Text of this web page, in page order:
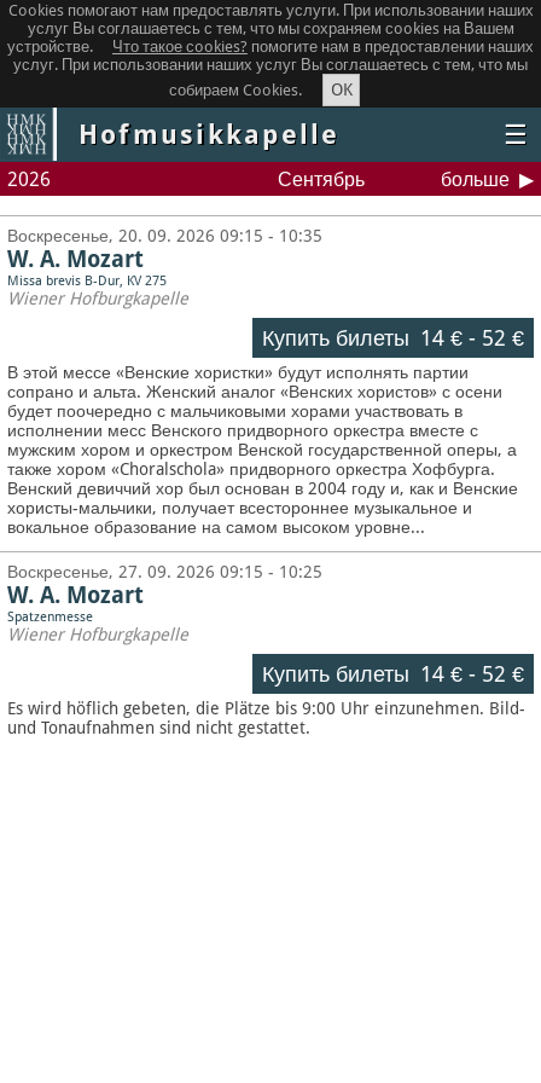
Cookies помогают нам предоставлять услуги. При использовании наших
услуг Вы соглашаетесь с тем, что мы сохраняем сookies на Вашем
устройстве.
Что такое сookies? помогите нам в предоставлении наших
услуг. При использовании наших услуг Вы соглашаетесь с тем, что мы
собираем Cookies.
OK
Hofmusikkapelle ☰
2026 Сентябрь больше
Воскресенье, 20. 09. 2026 09:15 - 10:35
W. A. Mozart
Missa brevis B-Dur, KV 275
Wiener Hofburgkapelle
Купить билеты 14 €- 52 €
В этой мессе «Венские хористки» будут исполнять партии
сопрано и альта. Женский аналог «Венских хористов» с осени
будет поочередно с мальчиковыми хорами участвовать в
исполнении месс Венского придворного оркестра вместе с
мужским хором и оркестром Венской государственной оперы, а
также хором «Choralschola» придворного оркестра Хофбурга.
Венский девиччий хор был основан в 2004 году и, как и Венские
хористы-мальчики, получает всестороннее музыкальное и
вокальное образование на самом высоком уровне...
Воскресенье, 27. 09. 2026 09:15 - 10:25
W. A. Mozart
Spatzenmesse
Wiener Hofburgkapelle
Купить билеты 14 €- 52 €
Es wird höflich gebeten, die Plätze bis 9:00 Uhr einzunehmen. Bild-
und Tonaufnahmen sind nicht gestattet.